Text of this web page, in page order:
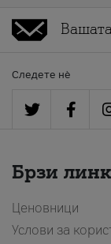
Следете нè
Брзи
Ценовници
Услови за